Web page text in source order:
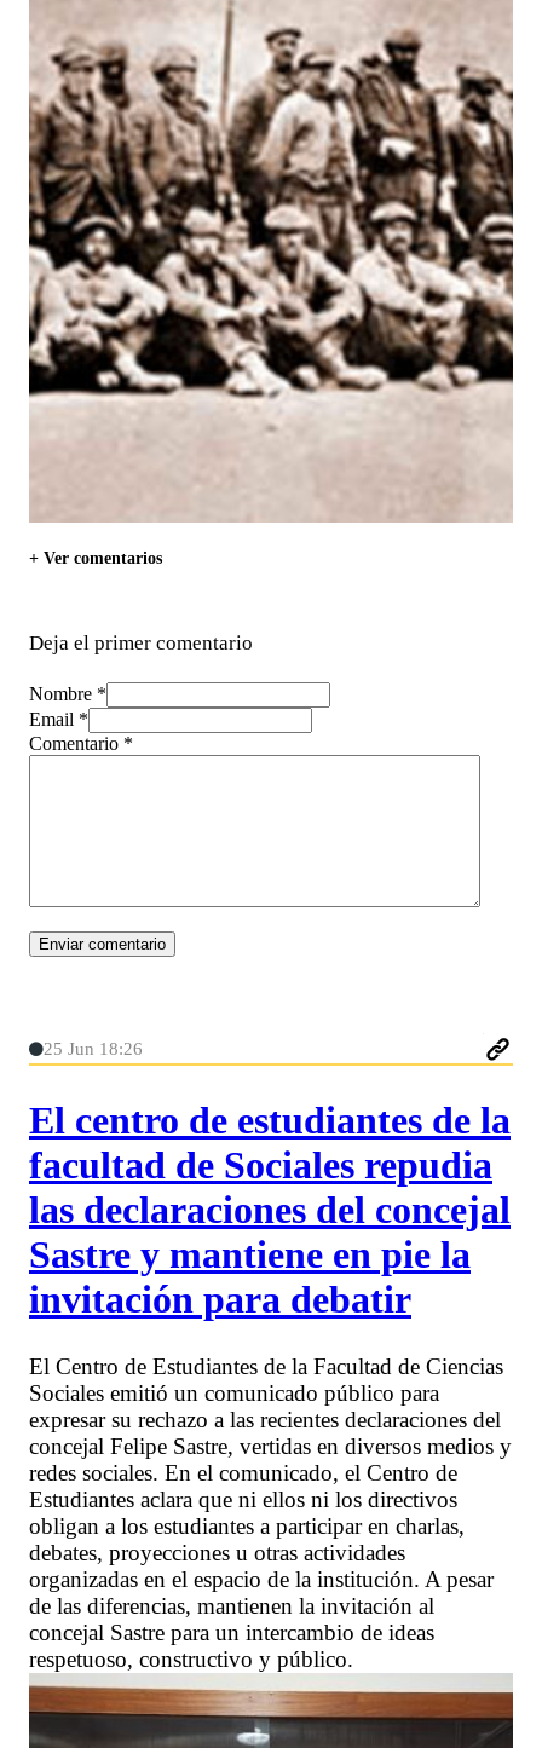
+ Ver comentarios
Deja el primer comentario
Nombre *
Email *
Comentario *
25 Jun 18:26
El centro de estudiantes de la
facultad de Sociales repudia
las declaraciones del concejal
Sastre y mantiene en pie la
invitación para debatir
El Centro de Estudiantes de la Facultad de Ciencias
Sociales emitió un comunicado público para
expresar su rechazo a las recientes declaraciones del
concejal Felipe Sastre, vertidas en diversos medios y
redes sociales. En el comunicado, el Centro de
Estudiantes aclara que ni ellos ni los directivos
obligan a los estudiantes a participar en charlas,
debates, proyecciones u otras actividades
organizadas en el espacio de la institución. A pesar
de las diferencias, mantienen la invitación al
concejal Sastre para un intercambio de ideas
respetuoso, constructivo y público.